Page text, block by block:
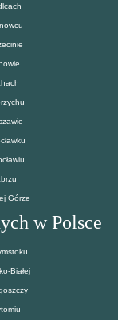
Górze
w Polsce
Białej